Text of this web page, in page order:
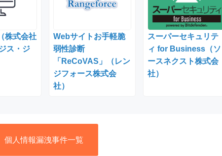
株式会社
ス・ジ
Webサイトお手軽脆
弱性診断
「ReCoVAS」（レン
ジフォース株式会
社）
スーパーセキュリテ
ィ for Business（ソ
ースネクスト株式会
社）
個人情報漏洩事件一覧